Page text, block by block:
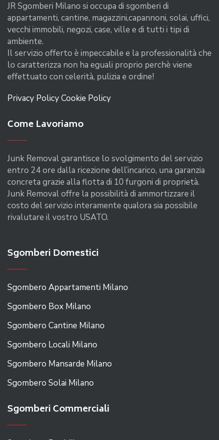
JR Sgomberi Milano si occupa di sgomberi di
appartamenti, cantine, magazzini,capannoni, solai, uffici,
vecchi immobili, negozi, case, ville e di tutti i tipi di
ambiente.
Il servizio offerto è impeccabile e la professionalità che
lo caratterizza non ha eguali proprio perchè viene
effettuato con celerità, pulizia e ordine!
Privacy PolicyCookie Policy
Come Lavoriamo
Junk Removal garantisce lo svolgimento del servizio
entro 24 ore dalla ricezione dell’incarico, una garanzia
concreta grazie alla flotta di 10 furgoni di proprietà.
Junk Removal offre la possibilità di ammortizzare il
costo del servizio interamente qualora sia possibile
rivalutare il vostro USATO.
Sgomberi Domestici
Sgombero Appartamenti Milano
Sgombero Box Milano
Sgombero Cantine Milano
Sgombero Locali Milano
Sgombero Mansarde Milano
Sgombero Solai Milano
Sgomberi Commerciali